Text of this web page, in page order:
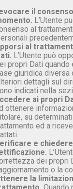
il
L’Utente
al
al
L’Utente può
propri Dati quando
giuridica diversa
dettagli sul
indicati nella
ai propri
ottenere
su
ed a
e
dei propri
o la
la